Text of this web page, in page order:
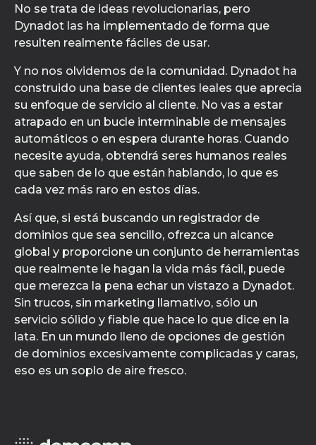
No se trata de ideas revolucionarias, pero
Dynadot las ha implementado de forma que
resulten realmente fáciles de usar.
Y no nos olvidemos de la comunidad. Dynadot ha
construido una base de clientes leales que aprecia
su enfoque de servicio al cliente. No vas a estar
atrapado en un bucle interminable de mensajes
automáticos o en espera durante horas. Cuando
necesite ayuda, obtendrá seres humanos reales
que saben de lo que están hablando, lo que es
cada vez más raro en estos días.
Así que, si está buscando un registrador de
dominios que sea sencillo, ofrezca un alcance
global y proporcione un conjunto de herramientas
que realmente le hagan la vida más fácil, puede
que merezca la pena echar un vistazo a Dynadot.
Sin trucos, sin marketing llamativo, sólo un
servicio sólido y fiable que hace lo que dice en la
lata. En un mundo lleno de opciones de gestión
de dominios excesivamente complicadas y caras,
eso es un soplo de aire fresco.